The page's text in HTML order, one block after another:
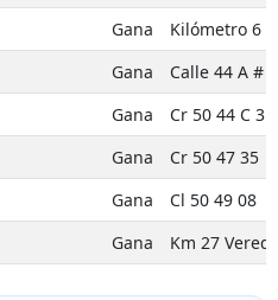
Gana
Kilómetro 6
Gana
Calle 44 A #
Gana
Cr 50 44 C 31
Gana
Cr 50 47 35
Gana
Cl 50 49 08
Gana
Km 27